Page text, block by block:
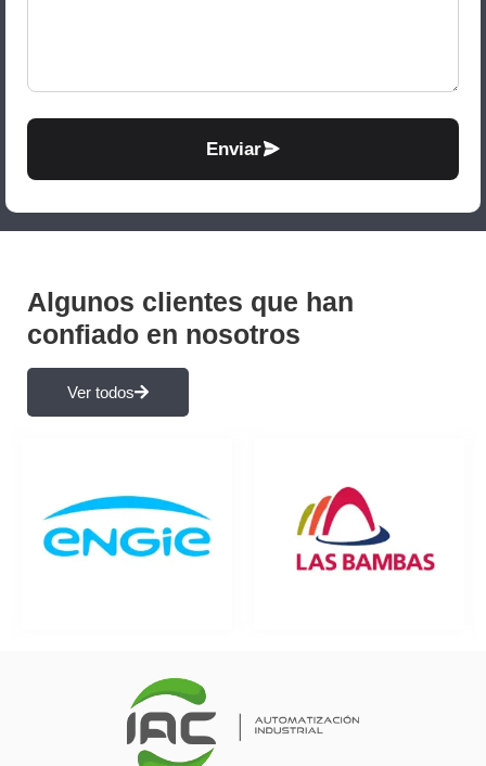
Enviar
Algunos clientes que han
confiado en nosotros
Ver todos